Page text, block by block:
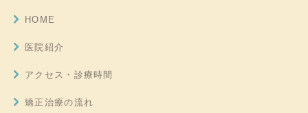
HOME
医院紹介
アクセス・診療時間
矯正治療の流れ